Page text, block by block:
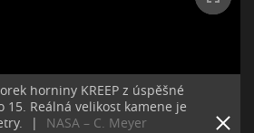
horniny KREEP z úspěšné
15. Reálná velikost kamene je
| NASA – C. Meyer